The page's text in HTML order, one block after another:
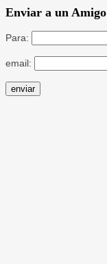
Enviar a un Amigo
Para:
email: